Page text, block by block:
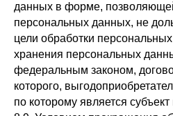
данных в форме,
персональных данных, не
цели обработки
хранения персональных
федеральным законом,
которого,
по которому является